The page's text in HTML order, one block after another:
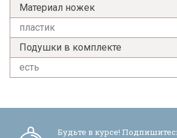
Материал ножек
пластик
Подушки в комплекте
есть
Будьте в курсе!